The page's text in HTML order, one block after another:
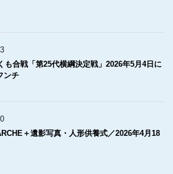
も合戦「第25代横綱決定戦」2026年5月4日に
ンチ
＋遺影写真・人形供養式／2026年4月18